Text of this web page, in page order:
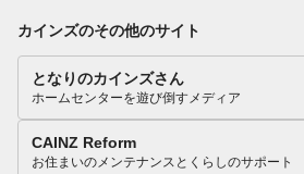
カインズのその他のサイト
となりのカインズさん
ホームセンターを遊び倒すメディア
CAINZ Reform
お住まいのメンテナンスとくらしのサポート